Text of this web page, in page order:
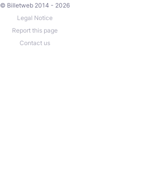
© Billetweb 2014 - 2026
Legal Notice
Report this page
Contact us